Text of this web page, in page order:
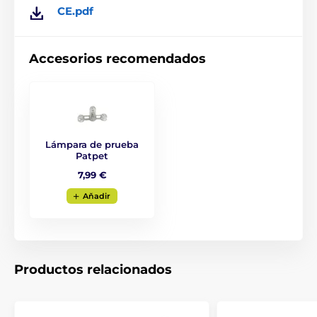
avisa al perro con un breve tono sonoro simultáneo a
Ajuste del collar
el pulso está disponible en seis niveles
ajustables. Entre los seis niveles de intensidad de
vibración y sonido, podrá elegir fácilmente el más
adecuado para su perro. El collar es adecuado para
perros pequeños, medianos y grandes. Todas las
CE.pdf
Accesorios recomendados
Lámpara de prueba
Patpet
7,99 €
Aňadir
Productos relacionados